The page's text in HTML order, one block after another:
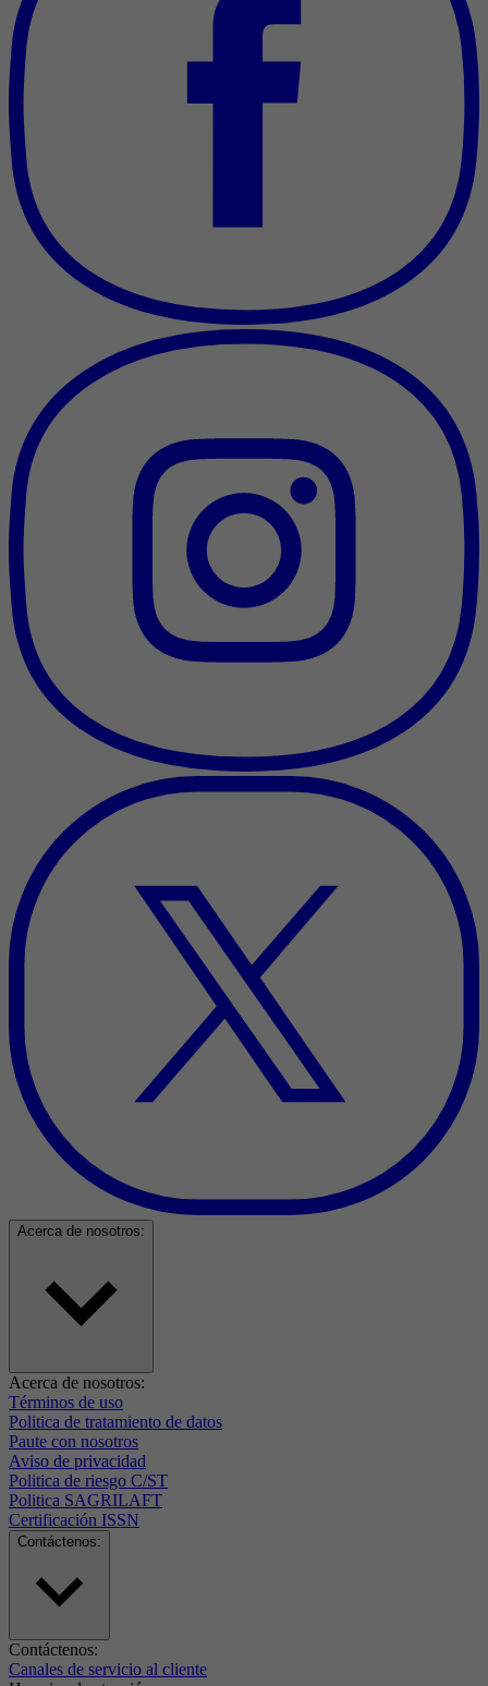
Acerca de nosotros:
Acerca de nosotros:
Términos de uso
Politica de tratamiento de datos
Paute con nosotros
Aviso de privacidad
Politica de riesgo C/ST
Politica SAGRILAFT
Certificación ISSN
Contáctenos:
Contáctenos:
Canales de servicio al cliente